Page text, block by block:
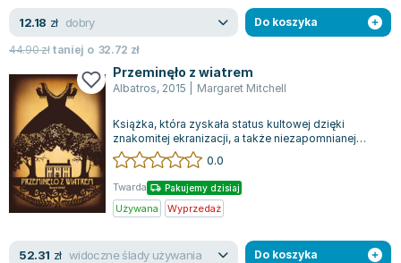
12.18 zł dobry
44.90złtaniej o 32.72 zł
Do koszyka
Przeminęło z wiatrem
Albatros, 2015 Margaret Mitchell
Książka, która zyskała status kultowej dzięki
znakomitej ekranizacji, a także niezapomnianej
bohaterce, której postać wciąż wyróżn...
0.0
Twarda Pakujemy dzisiaj
Używana Wyprzedaż
52.31 zł widoczne ślady używania Do koszyka